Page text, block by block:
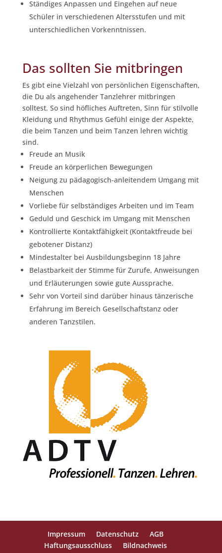
Ständiges Anpassen und Eingehen auf neue
Schüler in verschiedenen Altersstufen und mit
unterschiedlichen Vorkenntnissen.
Das sollten Sie mitbringen
Es gibt eine Vielzahl von persönlichen Eigenschaften,
die Du als angehender Tanzlehrer mitbringen
solltest. So sind höfliches Auftreten, Sinn für stilvolle
Kleidung und Rhythmus Gefühl einige der Aspekte,
die beim Tanzen und beim Tanzen lehren wichtig
sind.
Freude an Musik
Freude an körperlichen Bewegungen
Neigung zu pädagogisch-anleitendem Umgang mit
Menschen
Vorliebe für selbständiges Arbeiten und im Team
Geduld und Geschick im Umgang mit Menschen
Kontrollierte Kontaktfähigkeit (Kontaktfreude bei
gebotener Distanz)
Mindestalter bei Ausbildungsbeginn 18 Jahre
Belastbarkeit der Stimme für Zurufe, Anweisungen
und Erläuterungen sowie gute Aussprache.
Sehr von Vorteil sind darüber hinaus tänzerische
Erfahrung im Bereich Gesellschaftstanz oder
anderen Tanzstilen.
Impressum Datenschutz
AGB
Haftungsausschluss
Bildnachweis